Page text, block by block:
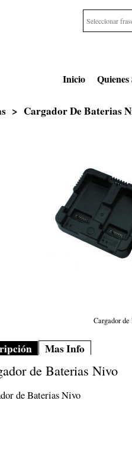
Inicio Quienes
> Cargador De Baterias
Cargador
Mas Info
de Baterias Nivo
de Baterias Nivo